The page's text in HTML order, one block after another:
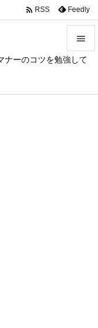
ナーのコツを勉強して



 RSS Feedly